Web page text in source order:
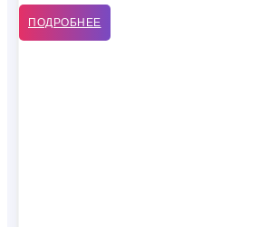
ПОДРОБНЕЕ